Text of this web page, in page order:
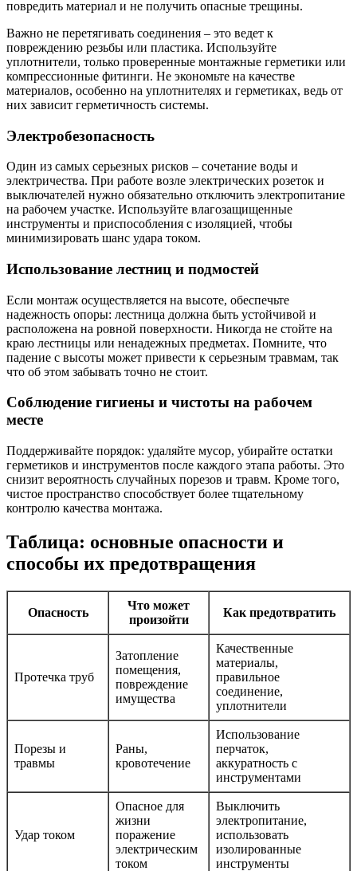
повредить материал и не получить опасные трещины.
Важно не перетягивать соединения – это ведет к
повреждению резьбы или пластика. Используйте
уплотнители, только проверенные монтажные герметики или
компрессионные фитинги. Не экономьте на качестве
материалов, особенно на уплотнителях и герметиках, ведь от
них зависит герметичность системы.
Электробезопасность
Один из самых серьезных рисков – сочетание воды и
электричества. При работе возле электрических розеток и
выключателей нужно обязательно отключить электропитание
на рабочем участке. Используйте влагозащищенные
инструменты и приспособления с изоляцией, чтобы
минимизировать шанс удара током.
Использование лестниц и подмостей
Если монтаж осуществляется на высоте, обеспечьте
надежность опоры: лестница должна быть устойчивой и
расположена на ровной поверхности. Никогда не стойте на
краю лестницы или ненадежных предметах. Помните, что
падение с высоты может привести к серьезным травмам, так
что об этом забывать точно не стоит.
Соблюдение гигиены и чистоты на рабочем
месте
Поддерживайте порядок: удаляйте мусор, убирайте остатки
герметиков и инструментов после каждого этапа работы. Это
снизит вероятность случайных порезов и травм. Кроме того,
чистое пространство способствует более тщательному
контролю качества монтажа.
Таблица: основные опасности и
способы их предотвращения
Опасность
Что может
произойти
Как предотвратить
Протечка труб
Затопление
помещения,
повреждение
имущества
Качественные
материалы,
правильное
соединение,
уплотнители
Порезы и
травмы
Раны,
кровотечение
Использование
перчаток,
аккуратность с
инструментами
Удар током
Опасное для
жизни
поражение
электрическим
током
Выключить
электропитание,
использовать
изолированные
инструменты